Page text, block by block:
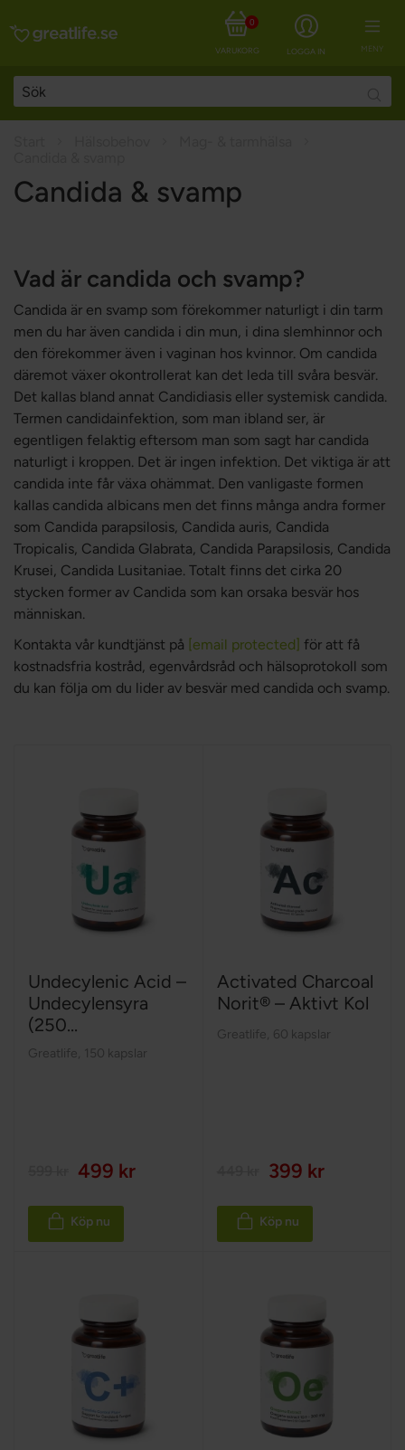
MENY
LOGGA IN
VARUKORG
0
Candida & svamp
Vad är candida och svamp?
Candida är en svamp som förekommer naturligt i din tarm
men du har även candida i din mun, i dina slemhinnor och
den förekommer även i vaginan hos kvinnor. Om candida
däremot växer okontrollerat kan det leda till svåra besvär.
Det kallas bland annat Candidiasis eller systemisk candida.
Termen candidainfektion, som man ibland ser, är
egentligen felaktig eftersom man som sagt har candida
naturligt i kroppen. Det är ingen infektion. Det viktiga är att
candida inte får växa ohämmat. Den vanligaste formen
kallas candida albicans men det finns många andra former
som Candida parapsilosis, Candida auris, Candida
Tropicalis, Candida Glabrata, Candida Parapsilosis, Candida
Krusei, Candida Lusitaniae. Totalt finns det cirka 20
stycken former av Candida som kan orsaka besvär hos
människan.
Kontakta vår kundtjänst på [email protected] för att få
kostnadsfria kostråd, egenvårdsråd och hälsoprotokoll som
du kan följa om du lider av besvär med candida och svamp.
Undecylenic Acid –
Undecylensyra
(250...
Greatlife 150 kapslar
499 kr
Köp nu
Activated Charcoal
Norit® – Aktivt Kol
Greatlife 60 kapslar
399 kr
Köp nu